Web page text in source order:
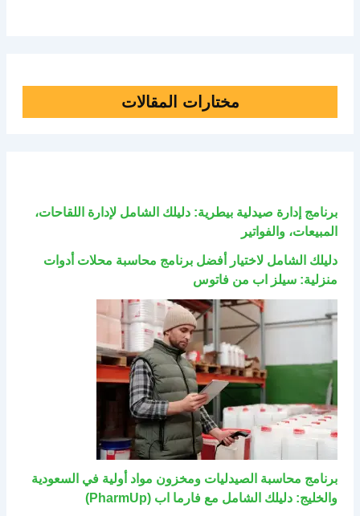
مختارات المقالات
برنامج إدارة صيدلية بيطرية: دليلك الشامل لإدارة اللقاحات،
المبيعات، والفواتير
دليلك الشامل لاختيار أفضل برنامج محاسبة محلات أدوات
منزلية: سيلز اب من فاتوس
برنامج محاسبة الصيدليات ومخزون مواد أولية في السعودية
والخليج: دليلك الشامل مع فارما اب (PharmUp)